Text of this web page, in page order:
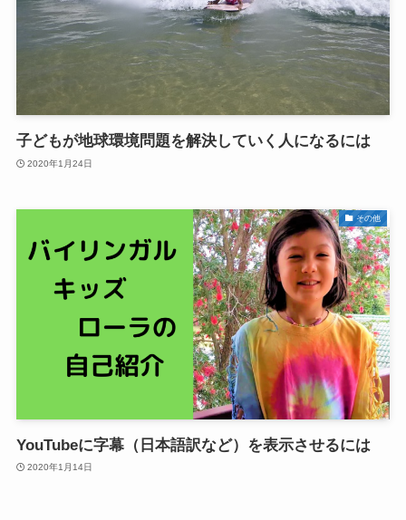
子どもが地球環境問題を解決していく人になるには
2020年1月24日
その他
YouTubeに字幕（日本語訳など）を表示させるには
2020年1月14日